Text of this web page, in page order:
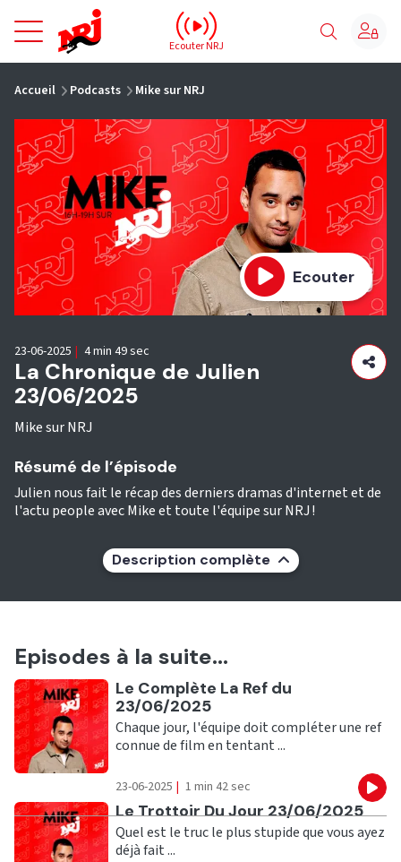
NRJ - Accueil
Ecouter NRJ
Accueil Podcasts Mike sur NRJ
Ecouter
La Chronique de Julien
23/06/2025
Mike sur NRJ
23-06-2025 | 4 min 49 sec
Résumé de l’épisode
Julien nous fait le récap des derniers dramas d'internet et de
l'actu people avec Mike et toute l'équipe sur NRJ !
Description complète
Episodes à la suite...
Ecouter
Le Complète La Ref du
23/06/2025
Chaque jour, l'équipe doit compléter une ref
connue de film en tentant ...
23-06-2025 | 1 min 42 sec
Ecouter
Le Trottoir Du Jour 23/06/2025
Quel est le truc le plus stupide que vous ayez
déjà fait ...